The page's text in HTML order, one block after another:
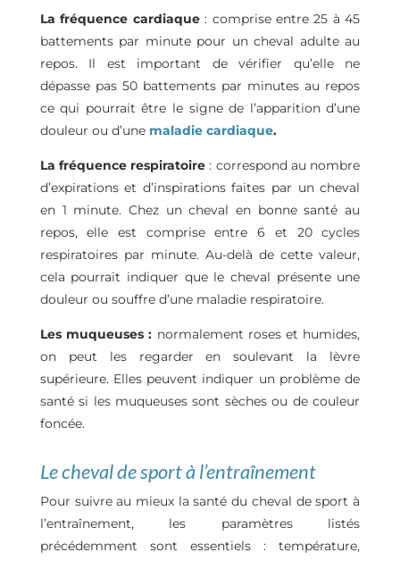
La fréquence cardiaque: comprise entre 25 à 45
battements par minute pour un cheval adulte au
repos. Il est important de vérifier qu’elle ne
dépasse pas 50 battements par minutes au repos
ce qui pourrait être le signe de l’apparition d’une
douleur ou d’unemaladie cardiaque.
La fréquence respiratoire : correspond au nombre
d’expirations et d’inspirations faites par un cheval
en 1 minute. Chez un cheval en bonne santé au
repos, elle est comprise entre 6 et 20 cycles
respiratoires par minute. Au-delà de cette valeur,
cela pourrait indiquer que le cheval présente une
douleur ou souffre d’une maladie respiratoire.
Les muqueuses : normalement roses et humides,
on peut les regarder en soulevant la lèvre
supérieure. Elles peuvent indiquer un problème de
santé si les muqueuses sont sèches ou de couleur
foncée.
Le cheval de sport à l’entraînement
Pour suivre au mieux la santé du cheval de sport à
l’entraînement, les paramètres listés
précédemment sont essentiels : température,